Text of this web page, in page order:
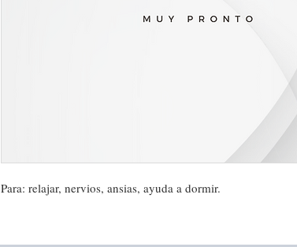
Para: relajar, nervios, ansias, ayuda a dormir.